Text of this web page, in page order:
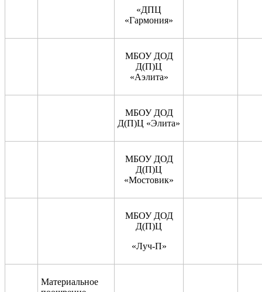
«ДПЦ
«Гармония»
МБОУ ДОД
Д(П)Ц
«Аэлита»
МБОУ ДОД
Д(П)Ц «Элита»
МБОУ ДОД
Д(П)Ц
«Мостовик»
МБОУ ДОД
Д(П)Ц
«Луч-П»
Материальное